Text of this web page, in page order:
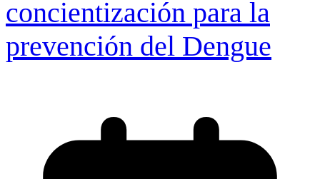
concientización para la
prevención del Dengue